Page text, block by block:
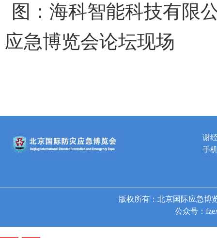
图： 海科智能科技有限
应急博览会论坛现场
谢
手
版权所有：北京国际应急博
公众号：